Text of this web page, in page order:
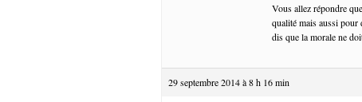
Vous allez répondre
qualité mais aussi
dis que la morale ne
29 septembre 2014 à 8 h 16 min